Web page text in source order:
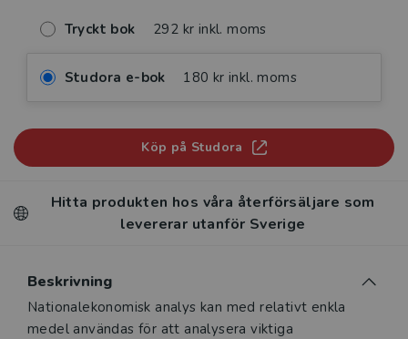
Tryckt bok 292 kr inkl. moms
Studora e-bok 180 kr inkl. moms
Köp på Studora
Hitta produkten hos våra återförsäljare som
levererar utanför Sverige
Beskrivning
Beskrivning
Nationalekonomisk analys kan med relativt enkla
medel användas för att analysera viktiga